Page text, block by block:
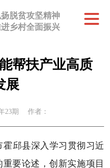
脱贫攻坚精神
乡村全面振兴
帮扶产业高质
展
23期
作者：
邱县深入学习贯彻习近
要论述，创新实施项目